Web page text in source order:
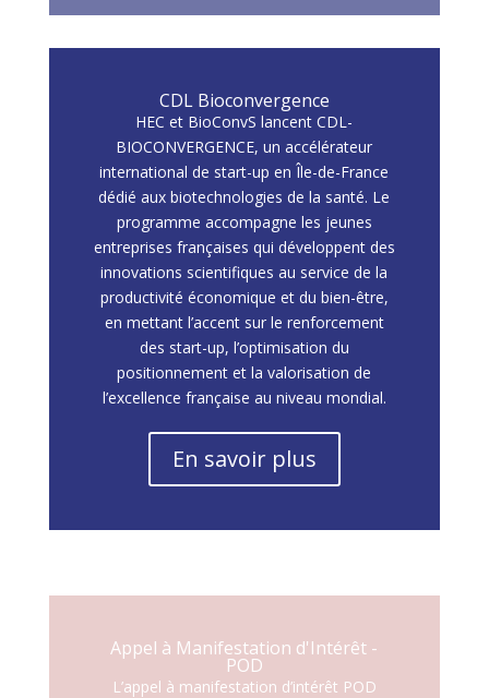
CDL Bioconvergence
HEC et BioConvS lancent CDL-
BIOCONVERGENCE, un accélérateur
international de start-up en Île-de-France
dédié aux biotechnologies de la santé. Le
programme accompagne les jeunes
entreprises françaises qui développent des
innovations scientifiques au service de la
productivité économique et du bien-être,
en mettant l’accent sur le renforcement
des start-up, l’optimisation du
positionnement et la valorisation de
l’excellence française au niveau mondial.
En savoir plus
Appel à Manifestation d'Intérêt -
POD
L’appel à manifestation d’intérêt POD